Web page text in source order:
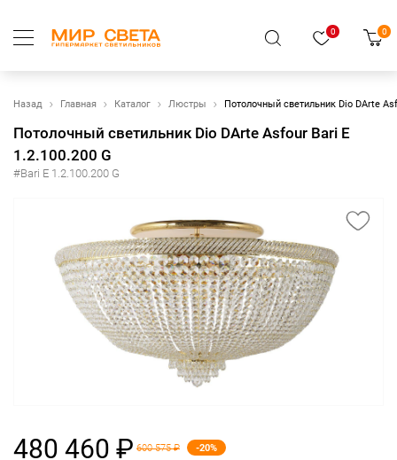
0 0
Назад Главная Каталог Люстры Потолочный светильник Dio DArte
Потолочный светильник Dio DArte Asfour Bari E
1.2.100.200 G
#Bari E 1.2.100.200 G
480 460 ₽ 600 575 ₽ -20%